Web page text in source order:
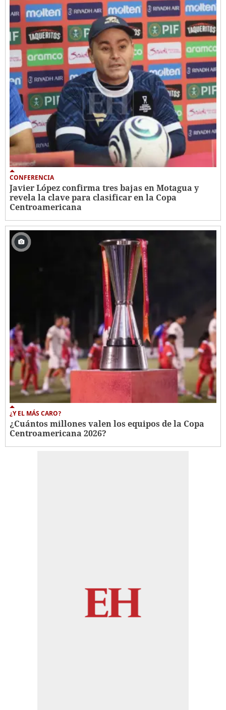
CONFERENCIA
Javier López confirma tres bajas en Motagua y
revela la clave para clasificar en la Copa
Centroamericana
¿Y EL MÁS CARO?
¿Cuántos millones valen los equipos de la Copa
Centroamericana 2026?